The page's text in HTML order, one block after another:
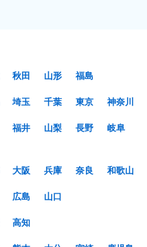
秋田 山形
福島
埼玉 千葉 東京
神奈川
福井 山梨 長野
岐阜
大阪 兵庫 奈良
和歌山
広島
山口
高知